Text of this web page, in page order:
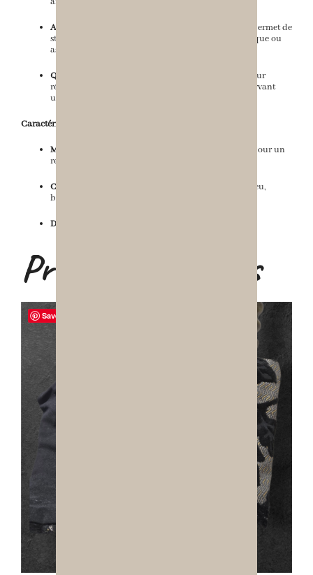
Accent Déco Fort :
Sa forme rectangulaire allongée permet de
structurer votre décoration, que ce soit en pièce unique ou
associé à d’autres modèles plus sobres.
Qualité Durable :
Des matières sélectionnées pour leur
résistance et leur tenue dans le temps, tout en conservant
une douceur exceptionnelle.
Caractéristiques Techniques :
Matières :
Mélange de coton et velours synthétique pour un
relief durable.
Coloris :
Rayures multicolores (rose, orange, vert, bleu,
beige) / Dos bleu électrique.
Dimensions :
Produits similaires
Save